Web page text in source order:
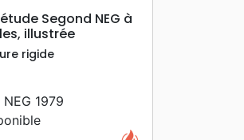
APERÇU RAPIDE
Segond NEG à
illustrée
rigide
1979